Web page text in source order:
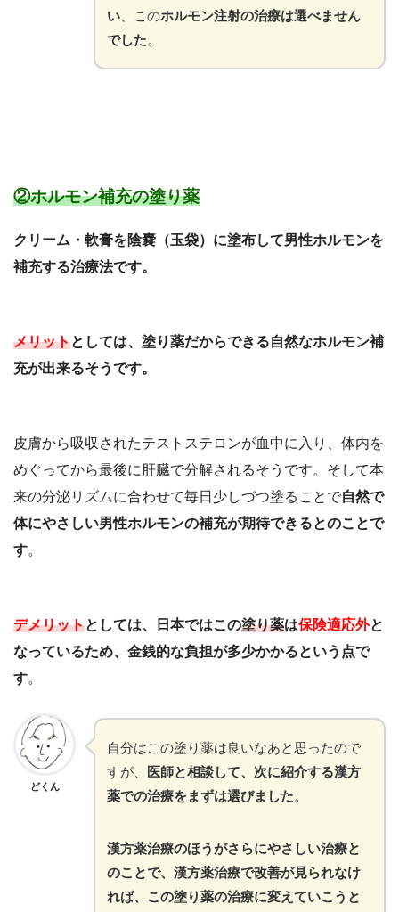
い 、このホルモン注射の治療は選べません
でした。
②ホルモン補充の塗り薬
クリーム・軟膏を陰嚢（玉袋）に塗布して男性ホルモンを
補充する治療法です。
メリットとしては、塗り薬だからできる自然なホルモン補
充が出来るそうです。
皮膚から吸収されたテストステロンが血中に入り、体内を
めぐってから最後に肝臓で分解されるそうです。そして本
来の分泌リズムに合わせて毎日少しづつ塗ることで自然で
体にやさしい男性ホルモンの補充が期待できるとのことで
す。
デメリットとしては、日本ではこの塗り薬は保険適応外と
なっているため、金銭的な負担が多少かかるという点で
す。
どくん
自分はこの塗り薬は良いなあと思ったので
すが、
医師と相談して、次に紹介する漢方
薬での治療をまずは選びました。
漢方薬治療のほうがさらにやさしい治療と
のことで、漢方薬治療で改善が見られなけ
れば、この塗り薬の治療に変えていこうと